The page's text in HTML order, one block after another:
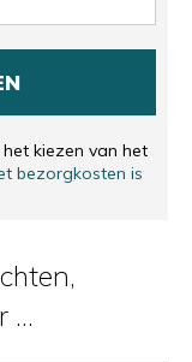
kiezen van het
bezorgkosten is
...